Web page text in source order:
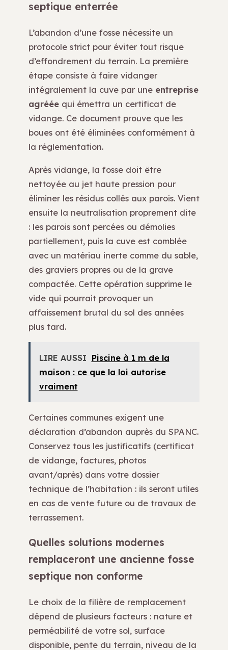
septique enterrée
L’abandon d’une fosse nécessite un
protocole strict pour éviter tout risque
d’effondrement du terrain. La première
étape consiste à faire vidanger
intégralement la cuve par une entreprise
agréée qui émettra un certificat de
vidange. Ce document prouve que les
boues ont été éliminées conformément à
la réglementation.
Après vidange, la fosse doit être
nettoyée au jet haute pression pour
éliminer les résidus collés aux parois. Vient
ensuite la neutralisation proprement dite
: les parois sont percées ou démolies
partiellement, puis la cuve est comblée
avec un matériau inerte comme du sable,
des graviers propres ou de la grave
compactée. Cette opération supprime le
vide qui pourrait provoquer un
affaissement brutal du sol des années
plus tard.
LIRE AUSSI Piscine à 1 m de la
maison : ce que la loi autorise
vraiment
Certaines communes exigent une
déclaration d’abandon auprès du SPANC.
Conservez tous les justificatifs (certificat
de vidange, factures, photos
avant/après) dans votre dossier
technique de l’habitation : ils seront utiles
en cas de vente future ou de travaux de
terrassement.
Quelles solutions modernes
remplaceront une ancienne fosse
septique non conforme
Le choix de la filière de remplacement
dépend de plusieurs facteurs : nature et
perméabilité de votre sol, surface
disponible, pente du terrain, niveau de la